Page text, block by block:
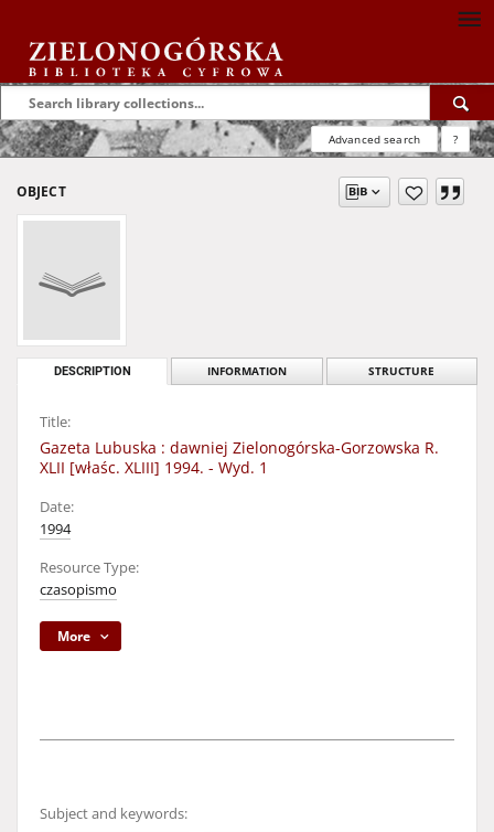
Advanced search ?
OBJECT
DESCRIPTION INFORMATION STRUCTURE
Title:
Gazeta Lubuska : dawniej Zielonogórska-Gorzowska R.
XLII [właśc. XLIII] 1994. - Wyd. 1
Date:
1994
Resource Type:
czasopismo
More
Subject and keywords: